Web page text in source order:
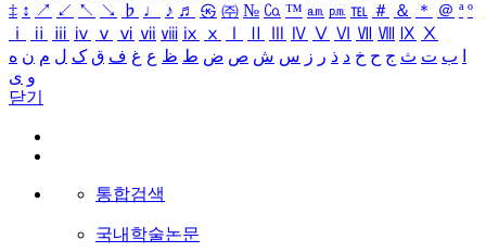
‡ ↕ ↗ ↙ ↖ ↘ ♭ ♩ ♪ ♬ ㉿ ㈜ № ㏇ ™ ㏂ ㏘ ℡ ＃ ＆ ＊ ＠ ª º
ⅰ
ⅱ ⅲ ⅳ ⅴ ⅵ ⅶ ⅷ ⅸ ⅹ Ⅳ Ⅴ Ⅵ Ⅶ Ⅷ Ⅸ Ⅹ
ب ت ث ج ح خ د ذ ر ز س ش ص ض ط ظ ع غ ف ق ک ل م ن ه
و ی
닫기
통합검색
국내학술논문